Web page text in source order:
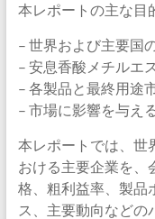
本レポートの主な目
– 世界および主要国
– 安息香酸メチルエ
– 各製品と最終用途
– 市場に影響を与え
本レポートでは、世
おける主要企業を、
格、粗利益率、製品
ス、主要動向などの